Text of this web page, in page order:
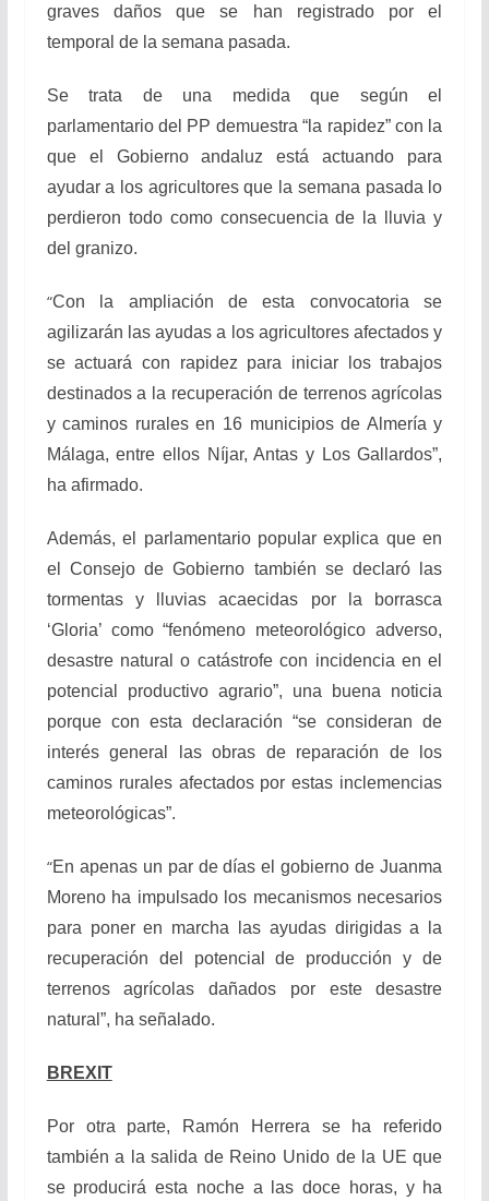
graves daños que se han registrado por el
temporal de la semana pasada.
Se trata de una medida que según el
parlamentario del PP demuestra “la rapidez” con la
que el Gobierno andaluz está actuando para
ayudar a los agricultores que la semana pasada lo
perdieron todo como consecuencia de la lluvia y
del granizo.
“Con la ampliación de esta convocatoria se
agilizarán las ayudas a los agricultores afectados y
se actuará con rapidez para iniciar los trabajos
destinados a la recuperación de terrenos agrícolas
y caminos rurales en 16 municipios de Almería y
Málaga, entre ellos Níjar, Antas y Los Gallardos”,
ha afirmado.
Además, el parlamentario popular explica que en
el Consejo de Gobierno también se declaró las
tormentas y lluvias acaecidas por la borrasca
‘Gloria’ como “fenómeno meteorológico adverso,
desastre natural o catástrofe con incidencia en el
potencial productivo agrario”, una buena noticia
porque con esta declaración “se consideran de
interés general las obras de reparación de los
caminos rurales afectados por estas inclemencias
meteorológicas”.
“En apenas un par de días el gobierno de Juanma
Moreno ha impulsado los mecanismos necesarios
para poner en marcha las ayudas dirigidas a la
recuperación del potencial de producción y de
terrenos agrícolas dañados por este desastre
natural”, ha señalado.
BREXIT
Por otra parte, Ramón Herrera se ha referido
también a la salida de Reino Unido de la UE que
se producirá esta noche a las doce horas, y ha